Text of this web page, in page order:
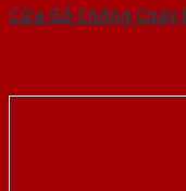
Cửa Gỗ Chống Cháy